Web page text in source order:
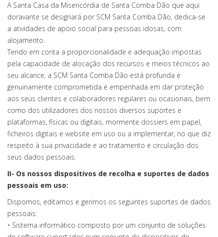
A Santa Casa da Misericórdia de Santa Comba Dão que aqui
doravante se designará por SCM Santa Comba Dão, dedica-se
a atividades de apoio social para pessoas idosas, com
alojamento.
Tendo em conta a proporcionalidade e adequação impostas
pela capacidade de alocação dos recursos e meios técnicos ao
seu alcance, a SCM Santa Comba Dão está profunda e
genuinamente comprometida e empenhada em dar proteção
aos seus clientes e colaboradores regulares ou ocasionais, bem
como dos utilizadores dos nossos diversos suportes e
plataformas, físicas ou digitais, mormente dossiers em papel,
ficheiros digitais e website em uso ou a implementar, no que diz
respeito à sua privacidade e ao tratamento e circulação dos
seus dados pessoais.
II- Os nossos dispositivos de recolha e suportes de dados
pessoais em uso:
Dispomos, editamos e gerimos os seguintes suportes de dados
pessoais:
• Sistema informático composto por um conjunto de soluções